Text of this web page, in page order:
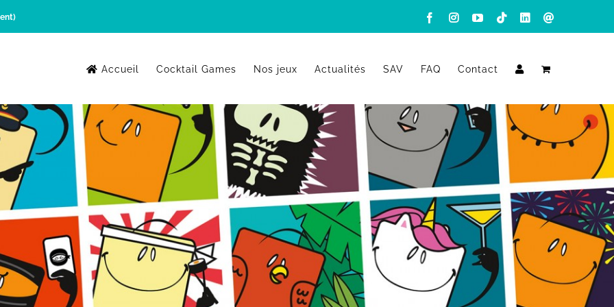
FacebookInstagram
YouTube
TiktokLinkedIn
Accueil Cocktail Games Nos jeux Actualités SAV FAQ Contact